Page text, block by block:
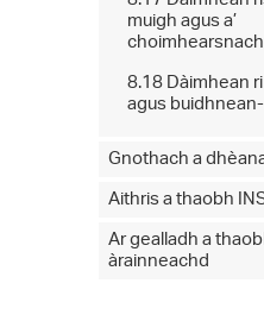
muigh agus a’
8.18 Dàimhean
agus
Gnothach a
Aithris a thaobh
Ar gealladh a
àrainneachd